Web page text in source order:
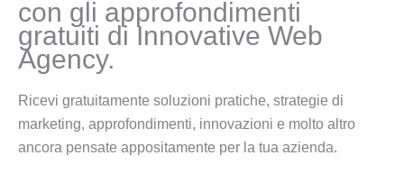
con gli approfondimenti
gratuiti di Innovative Web
Agency.
Ricevi gratuitamente soluzioni pratiche, strategie di
marketing, approfondimenti, innovazioni e molto altro
ancora pensate appositamente per la tua azienda.